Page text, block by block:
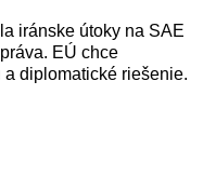
iránske útoky na SAE
EÚ chce
diplomatické riešenie.